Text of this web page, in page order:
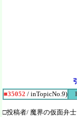
■35052 / inTopicNo.9)
□投稿者/ 魔界の仮面弁士